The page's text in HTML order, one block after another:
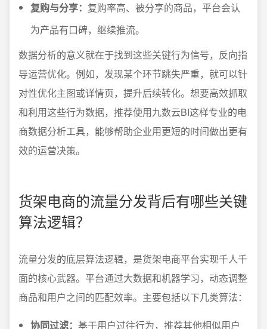
复购与分享： 复购率高、被分享的商品，平台会认
为产品有口碑，继续推流。
数据分析的意义就在于找到这些关键行为信号，反向指
导运营优化。例如，发现某个环节跳失严重，就可以针
对性优化主图或详情页，提升后续转化。想要高效抓取
和利用这些行为数据，推荐使用九数云BI这样专业的电
商数据分析工具，能够帮助企业用更短的时间做出更有
效的运营决策。
货架电商的流量分发背后有哪些关键
算法逻辑？
流量分发的底层算法逻辑，是货架电商平台实现千人千
面的核心武器。平台通过大数据和机器学习，动态调整
商品和用户之间的匹配效率。主要包括以下几类算法：
协同过滤： 基于用户过往行为，推荐其他相似用户